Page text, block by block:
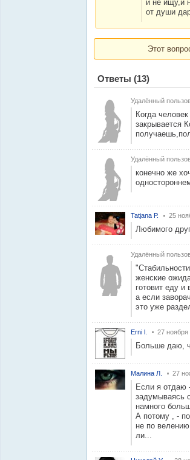
и не ищу,и
от души
Этот
Ответы (13)
Удалённый
Когда
закрывается
Удалённый
конечно же
Tatjana Р. 25
Любимого
Удалённый
женские
готовит еду и
а если
это уже
Erni l. 27 ноября
Больше даю,
Малина Л. 27
Если я отдаю
задумываясь
намного
А потому , -
не по
ли...